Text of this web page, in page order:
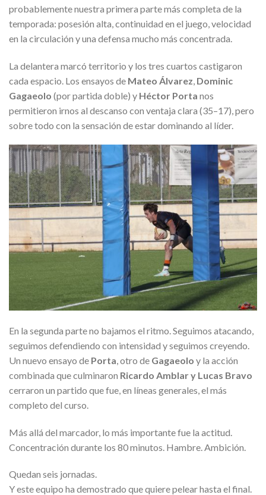
probablemente nuestra primera parte más completa de la
temporada: posesión alta, continuidad en el juego, velocidad
en la circulación y una defensa mucho más concentrada.
La delantera marcó territorio y los tres cuartos castigaron
cada espacio. Los ensayos de Mateo Álvarez Dominic
Gagaeolo (por partida doble) y Héctor Porta nos
permitieron irnos al descanso con ventaja clara (35–17), pero
sobre todo con la sensación de estar dominando al líder.
En la segunda parte no bajamos el ritmo. Seguimos atacando,
seguimos defendiendo con intensidad y seguimos creyendo.
Un nuevo ensayo de Porta, otro de Gagaeolo y la acción
combinada que culminaron Ricardo Amblar y Lucas Bravo
cerraron un partido que fue, en líneas generales, el más
completo del curso.
Más allá del marcador, lo más importante fue la actitud.
Concentración durante los 80 minutos. Hambre. Ambición.
Quedan seis jornadas.
Y este equipo ha demostrado que quiere pelear hasta el final.